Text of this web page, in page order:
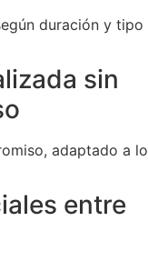
duración y tipo
sin
adaptado a lo
entre